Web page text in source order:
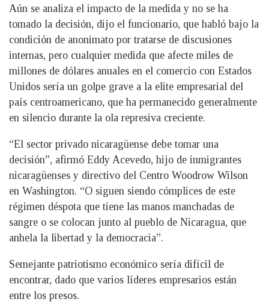
Aún se analiza el impacto de la medida y no se ha
tomado la decisión, dijo el funcionario, que habló bajo la
condición de anonimato por tratarse de discusiones
internas, pero cualquier medida que afecte miles de
millones de dólares anuales en el comercio con Estados
Unidos sería un golpe grave a la elite empresarial del
país centroamericano, que ha permanecido generalmente
en silencio durante la ola represiva creciente.
“El sector privado nicaragüense debe tomar una
decisión”, afirmó Eddy Acevedo, hijo de inmigrantes
nicaragüenses y directivo del Centro Woodrow Wilson
en Washington. “O siguen siendo cómplices de este
régimen déspota que tiene las manos manchadas de
sangre o se colocan junto al pueblo de Nicaragua, que
anhela la libertad y la democracia”.
Semejante patriotismo económico sería difícil de
encontrar, dado que varios líderes empresarios están
entre los presos.